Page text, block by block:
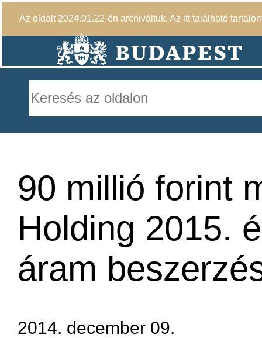
Az oldalt 2024.01.22-én archiváltuk. Az itt található
90 millió forint
Holding 2015.
áram
2014. december 09.